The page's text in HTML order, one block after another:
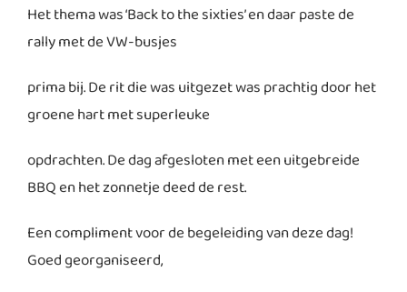
Het thema was ‘Back to the sixties’ en daar paste de
rally met de VW-busjes
prima bij. De rit die was uitgezet was prachtig door het
groene hart met superleuke
opdrachten. De dag afgesloten met een uitgebreide
BBQ en het zonnetje deed de rest.
Een compliment voor de begeleiding van deze dag!
Goed georganiseerd,